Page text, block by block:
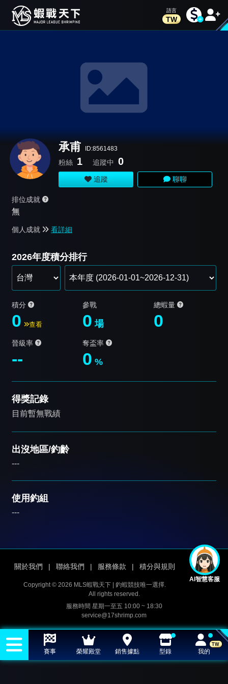
TW
承甫 ID:8561483
粉絲 1 追蹤中 0
追蹤 聊聊
排位成就
無
個人成就 看詳細
2026年度積分排行
積分
0 查看
參戰
0場
總蝦量
0
晉級率
--
奪盃率
0 %
得獎記錄
目前暫無戰績
出沒地區/釣齡
---
使用釣組
---
AI智慧客服
關於我們 | 聯絡我們 | 服務條款 | 積分與規則
Copyright © 2026 MLS蝦戰天下 | 釣蝦競技唯一選擇.
All rights reserved.
服務時間 星期一至五 10:00 ~ 18:30
service@17shrimp.com
賽事 榮耀殿堂 銷售據點 型錄
TW
我的